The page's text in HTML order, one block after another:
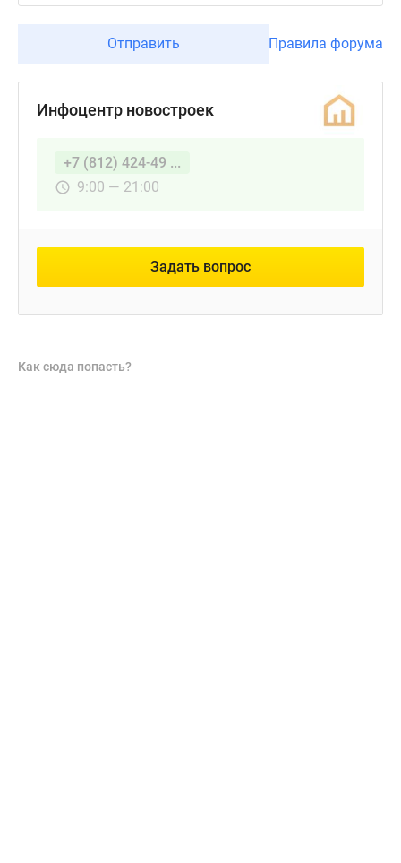
Отправить Правила форума
Инфоцентр новостроек
+7 (812) 424-49 ...
9:00 — 21:00
Задать вопрос
Как сюда попасть?